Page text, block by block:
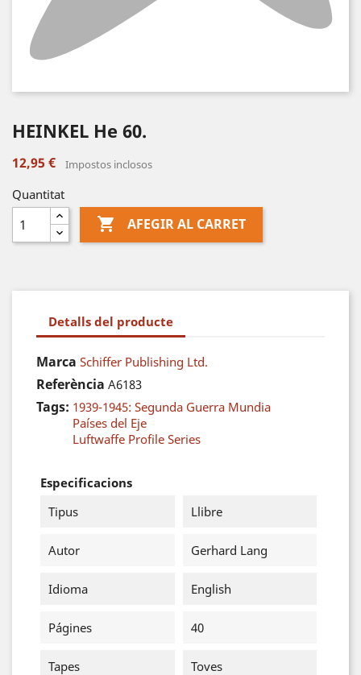
HEINKEL He 60.
12,95 € Impostos inclosos
Quantitat
 AFEGIR AL CARRET
Detalls del producte
Marca Schiffer Publishing Ltd.
Referència A6183
Tags: 1939-1945: Segunda Guerra Mundia
Países del Eje
Luftwaffe Profile Series
Especificacions
Tipus
Llibre
Autor Gerhard Lang
Idioma English
Págines 40
Tapes Toves